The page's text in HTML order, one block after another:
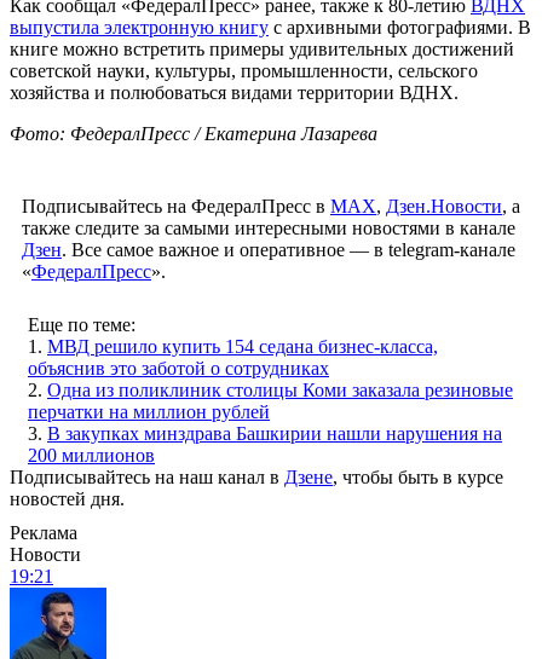
Как сообщал «ФедералПресс» ранее, также к 80-летию ВДНХ
выпустила электронную книгу с архивными фотографиями. В
книге можно встретить примеры удивительных достижений
советской науки, культуры, промышленности, сельского
хозяйства и полюбоваться видами территории ВДНХ.
Фото: ФедералПресс / Екатерина Лазарева
Подписывайтесь на ФедералПресс в МАХ, Дзен.Новости, а
также следите за самыми интересными новостями в канале
Дзен. Все самое важное и оперативное — в telegram-канале
«ФедералПресс».
Еще по теме:
1. МВД решило купить 154 седана бизнес-класса,
объяснив это заботой о сотрудниках
2. Одна из поликлиник столицы Коми заказала резиновые
перчатки на миллион рублей
3. В закупках минздрава Башкирии нашли нарушения на
200 миллионов
Подписывайтесь на наш канал в Дзене, чтобы быть в курсе
новостей дня.
Реклама
Новости
19:21